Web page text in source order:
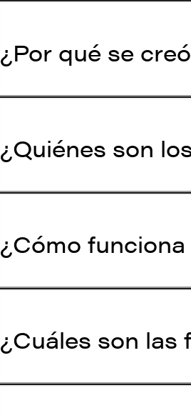
¿Por qué se
¿Quiénes son
¿Cómo
¿Cuáles son las